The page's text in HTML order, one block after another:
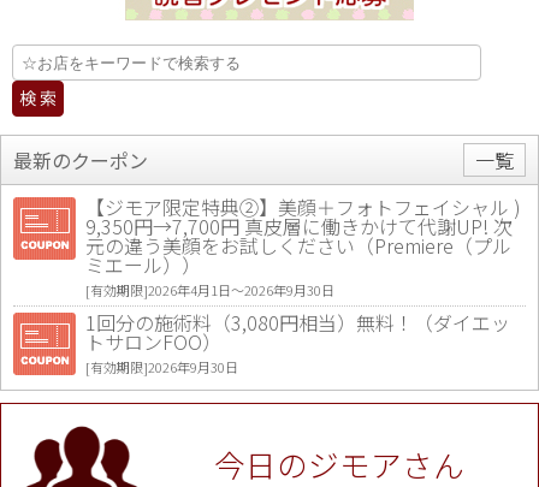
最新のクーポン
一覧
【ジモア限定特典②】美顔＋フォトフェイシャル )
9,350円→7,700円 真皮層に働きかけて代謝UP! 次
元の違う美顔をお試しください（Premiere（プル
ミエール））
[有効期限]2026年4月1日〜2026年9月30日
1回分の施術料（3,080円相当）無料！（ダイエッ
トサロンFOO）
[有効期限]2026年9月30日
値段提示後「ジモア見た」で更に買い取り金額 U
P！※チケットと新品商品は除く（大黒屋 高田馬場
駅前店）
[有効期限]2026年9月30日今日のジモアさん